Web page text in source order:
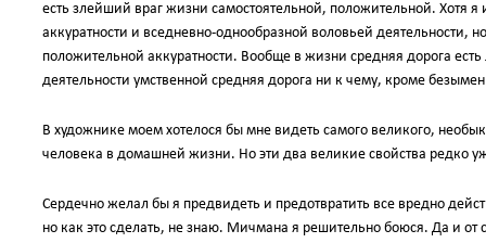
есть злейший враг жизни самостоятельной, положительной. Хотя
аккуратности и вседневно-однообразной воловьей деятельности,
положительной аккуратности. Вообще в жизни средняя дорога
деятельности умственной средняя дорога ни к чему, кроме
В художнике моем хотелося бы мне видеть самого великого,
человека в домашней жизни. Но эти два великие свойства редко
Сердечно желал бы я предвидеть и предотвратить все вредно
но как это сделать, не знаю. Мичмана я решительно боюся. Да и от